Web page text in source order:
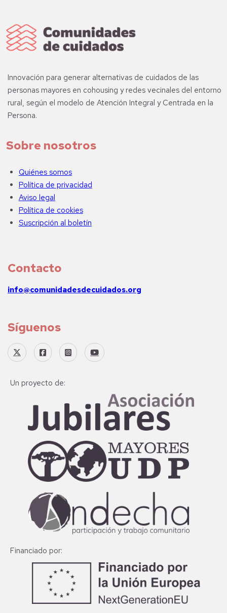
Innovación para generar alternativas de cuidados de las
personas mayores en cohousing y redes vecinales del entorno
rural, según el modelo de Atención Integral y Centrada en la
Persona.
Sobre nosotros
Quiénes somos
Política de privacidad
Aviso legal
Política de cookies
Suscripción al boletín
Contacto
info@comunidadesdecuidados.org
Síguenos
Un proyecto de:
Financiado por: